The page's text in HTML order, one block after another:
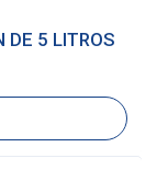
DE 5 LITROS